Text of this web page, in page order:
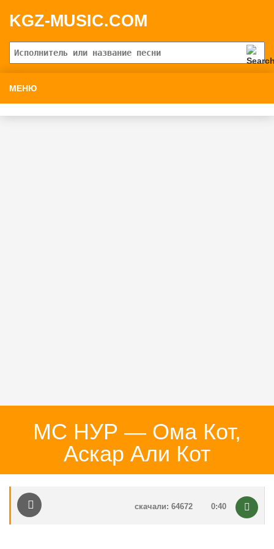
KGZ-MUSIC.COM
МЕНЮ
МС НУР — Ома Кот,
Аскар Али Кот
0:40
скачали: 64672